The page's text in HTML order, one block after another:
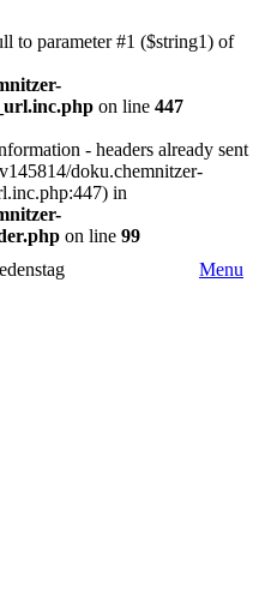
to parameter #1 ($string1) of
on line 447
- headers already sent
doku.chemnitzer-
in
on line 99
Menu